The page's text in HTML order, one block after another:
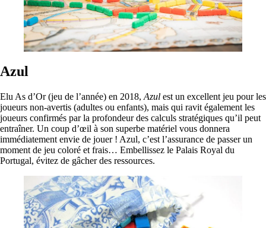
Azul
Elu As d’Or (jeu de l’année) en 2018, Azul est un excellent jeu pour les
joueurs non-avertis (adultes ou enfants), mais qui ravit également les
joueurs confirmés par la profondeur des calculs stratégiques qu’il peut
entraîner. Un coup d’œil à son superbe matériel vous donnera
immédiatement envie de jouer ! Azul, c’est l’assurance de passer un
moment de jeu coloré et frais… Embellissez le Palais Royal du
Portugal, évitez de gâcher des ressources.